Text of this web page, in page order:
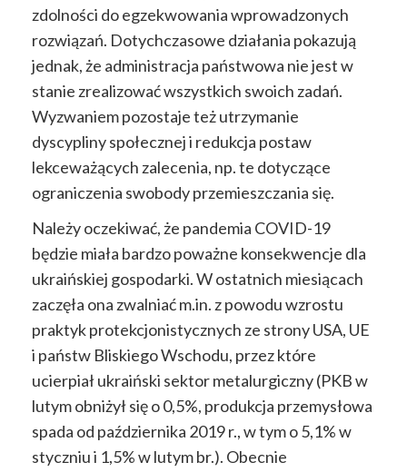
zdolności do egzekwowania wprowadzonych
rozwiązań. Dotychczasowe działania pokazują
jednak, że administracja państwowa nie jest w
stanie zrealizować wszystkich swoich zadań.
Wyzwaniem pozostaje też utrzymanie
dyscypliny społecznej i redukcja postaw
lekceważących zalecenia, np. te dotyczące
ograniczenia swobody przemieszczania się.
Należy oczekiwać, że pandemia COVID-19
będzie miała bardzo poważne konsekwencje dla
ukraińskiej gospodarki. W ostatnich miesiącach
zaczęła ona zwalniać m.in. z powodu wzrostu
praktyk protekcjonistycznych ze strony USA, UE
i państw Bliskiego Wschodu, przez które
ucierpiał ukraiński sektor metalurgiczny (PKB w
lutym obniżył się o 0,5%, produkcja przemysłowa
spada od października 2019 r., w tym o 5,1% w
styczniu i 1,5% w lutym br.). Obecnie